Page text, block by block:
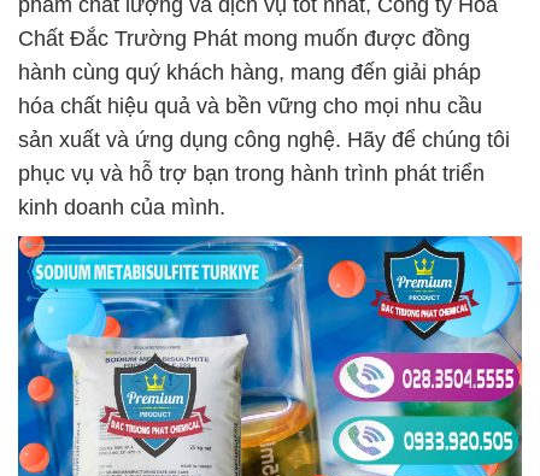
phẩm chất lượng và dịch vụ tốt nhất, Công ty Hóa
Chất Đắc Trường Phát mong muốn được đồng
hành cùng quý khách hàng, mang đến giải pháp
hóa chất hiệu quả và bền vững cho mọi nhu cầu
sản xuất và ứng dụng công nghệ. Hãy để chúng tôi
phục vụ và hỗ trợ bạn trong hành trình phát triển
kinh doanh của mình.